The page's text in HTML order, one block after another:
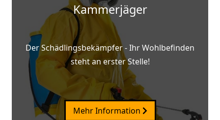
Kammerjäger
Der Schädlingsbekämpfer - Ihr Wohlbefinden
steht an erster Stelle!
Mehr Information